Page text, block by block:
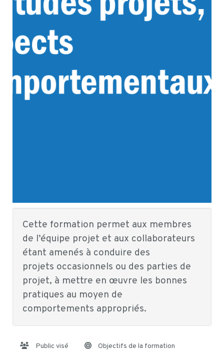
Cette formation permet aux membres
de l’équipe projet et aux collaborateurs
étant amenés à conduire des
projets occasionnels ou des parties de
projet, à mettre en œuvre les bonnes
pratiques au moyen de
comportements appropriés.
Public visé Objectifs de la formation